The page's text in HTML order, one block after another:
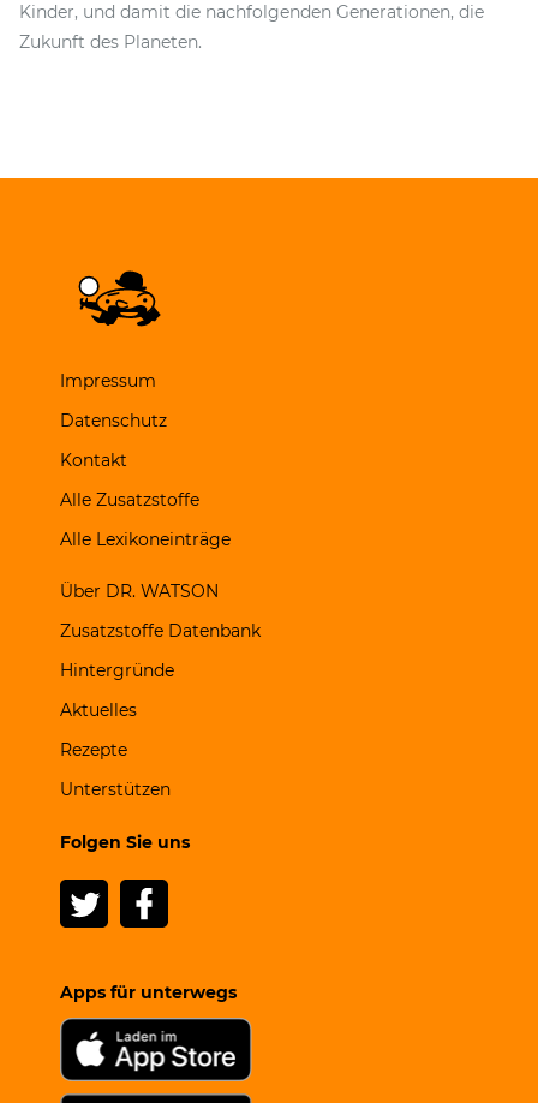
Kinder, und damit die nachfolgenden Generationen, die
Zukunft des Planeten.
Impressum
Datenschutz
Kontakt
Alle Zusatzstoffe
Alle Lexikoneinträge
Über DR. WATSON
Zusatzstoffe Datenbank
Hintergründe
Aktuelles
Rezepte
Unterstützen
Folgen Sie uns
Apps für unterwegs